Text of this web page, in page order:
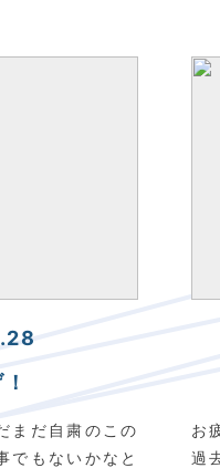
まだ自粛のこの
でもないかなと
お
過